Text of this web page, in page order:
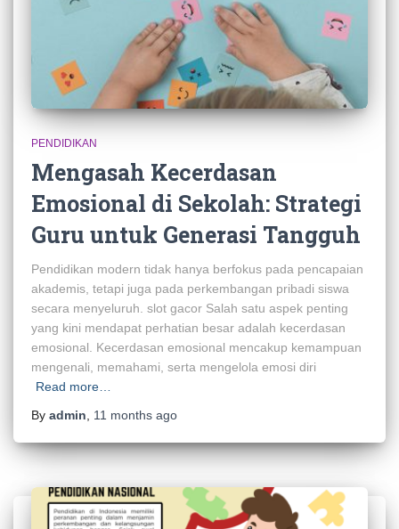
PENDIDIKAN
Mengasah Kecerdasan
Emosional di Sekolah: Strategi
Guru untuk Generasi Tangguh
Pendidikan modern tidak hanya berfokus pada pencapaian
akademis, tetapi juga pada perkembangan pribadi siswa
secara menyeluruh. slot gacor Salah satu aspek penting
yang kini mendapat perhatian besar adalah kecerdasan
emosional. Kecerdasan emosional mencakup kemampuan
mengenali, memahami, serta mengelola emosi diri
Read more…
By admin, 11 months ago